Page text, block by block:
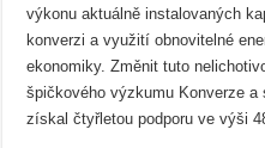
výkonu aktuálně instalovaných
konverzi a využití obnovitelné
ekonomiky. Změnit tuto
špičkového výzkumu Konverze
získal čtyřletou podporu ve výši